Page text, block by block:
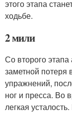
этого этапа
ходьбе.
2 мили
Со второго этапа
заметной потеря
упражнений,
ног и пресса. Во
легкая